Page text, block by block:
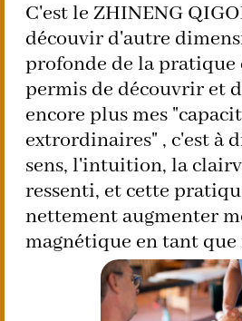
C'est le ZHINENG
découvir d'autre
profonde de la pratique
permis de découvrir et
encore plus mes
extrordinaires" , c'est à
sens, l'intuition, la
ressenti, et cette
nettement augmenter
magnétique en tant que